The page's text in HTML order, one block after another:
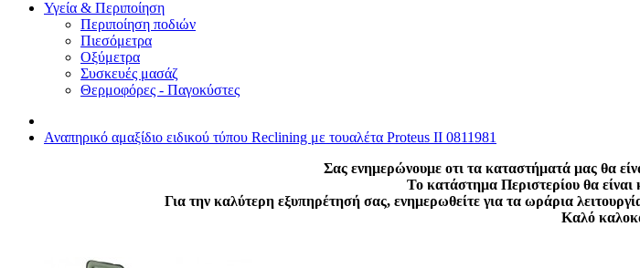
Υγεία & Περιποίηση
Περιποίηση ποδιών
Πιεσόμετρα
Οξύμετρα
Συσκευές μασάζ
Θερμοφόρες - Παγοκύστες
Αναπηρικό αμαξίδιο ειδικού τύπου Reclining με τουαλέτα Proteus II 0811981
Σας ενημερώνουμε οτι τα καταστήματά μας θα
Το κατάστημα Περιστερίου θα είναι
Για την καλύτερη εξυπηρέτησή σας, ενημερωθείτε για τα ωράρια
Καλό